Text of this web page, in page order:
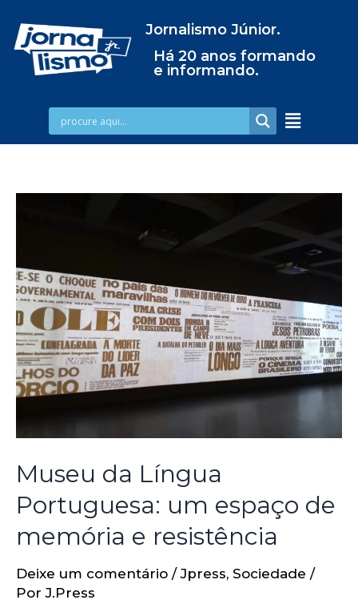
Jornalismo Júnior.
Há 20 anos formando
e informando.
Museu da Língua
Portuguesa: um espaço de
memória e resistência
Deixe um comentário /Jpress, Sociedade /
PorJ.Press